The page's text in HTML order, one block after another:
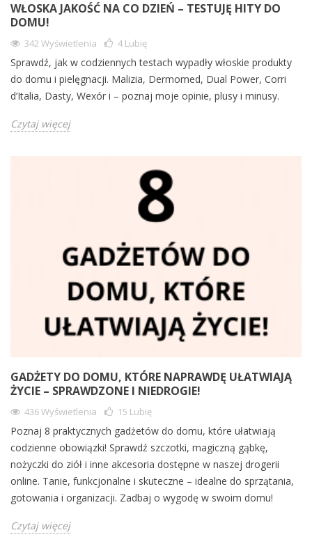
WŁOSKA JAKOŚĆ NA CO DZIEŃ – TESTUJĘ HITY DO
DOMU!
342 Wyświetlenia 4 Lubię
Sprawdź, jak w codziennych testach wypadły włoskie produkty
do domu i pielęgnacji. Malizia, Dermomed, Dual Power, Corri
d’Italia, Dasty, Wexór i – poznaj moje opinie, plusy i minusy.
Czytaj więcej
GADŻETY DO DOMU, KTÓRE NAPRAWDĘ UŁATWIAJĄ
ŻYCIE – SPRAWDZONE I NIEDROGIE!
436 Wyświetlenia 15 Lubię
Poznaj 8 praktycznych gadżetów do domu, które ułatwiają
codzienne obowiązki! Sprawdź szczotki, magiczną gąbkę,
nożyczki do ziół i inne akcesoria dostępne w naszej drogerii
online. Tanie, funkcjonalne i skuteczne – idealne do sprzątania,
gotowania i organizacji. Zadbaj o wygodę w swoim domu!
Czytaj więcej